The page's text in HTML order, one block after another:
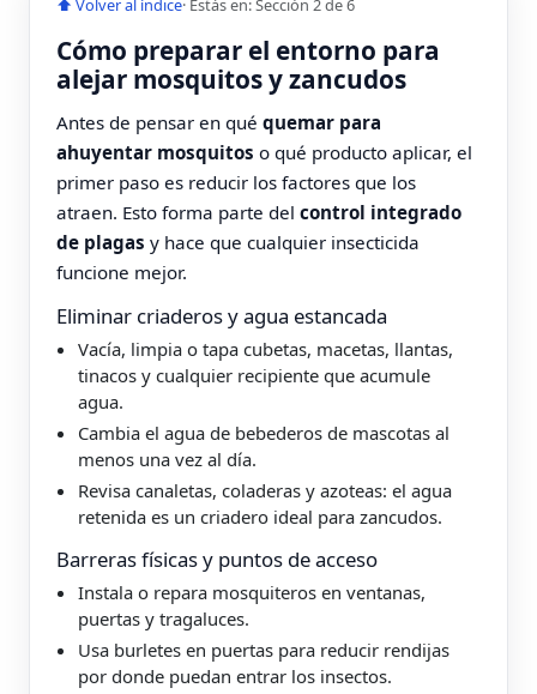
⬆ Volver al índice· Estás en: Sección 2 de 6
Cómo preparar el entorno para
alejar mosquitos y zancudos
Antes de pensar en quéquemar para
ahuyentar mosquitos o qué producto aplicar, el
primer paso es reducir los factores que los
atraen. Esto forma parte delcontrol integrado
de plagas y hace que cualquier insecticida
funcione mejor.
Eliminar criaderos y agua estancada
Vacía, limpia o tapa cubetas, macetas, llantas,
tinacos y cualquier recipiente que acumule
agua.
Cambia el agua de bebederos de mascotas al
menos una vez al día.
Revisa canaletas, coladeras y azoteas: el agua
retenida es un criadero ideal para zancudos.
Barreras físicas y puntos de acceso
Instala o repara mosquiteros en ventanas,
puertas y tragaluces.
Usa burletes en puertas para reducir rendijas
por donde puedan entrar los insectos.